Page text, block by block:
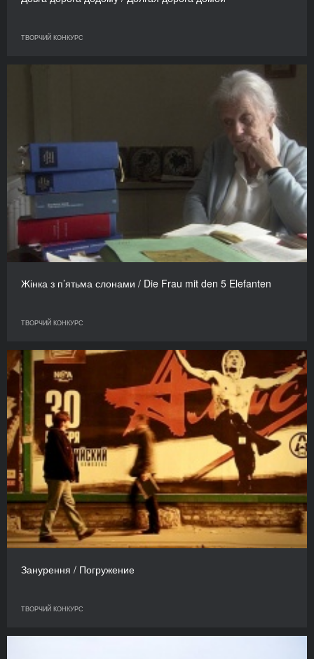
ТВОРЧИЙ КОНКУРС
Жінка з п’ятьма слонами / Die Frau mit den 5 Elefanten
ТВОРЧИЙ КОНКУРС
Занурення / Погружение
ТВОРЧИЙ КОНКУРС